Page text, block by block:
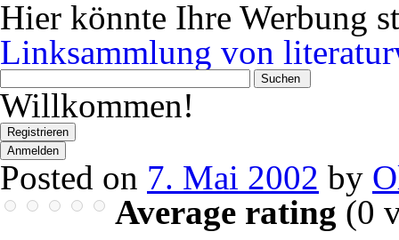
Hier könnte Ihre Werbung
Linksammlung von
Wonach
suchen
Sie?
Willkommen!
Registrieren
Anmelden
Posted on 7. Mai 2002 by
Average rating (0